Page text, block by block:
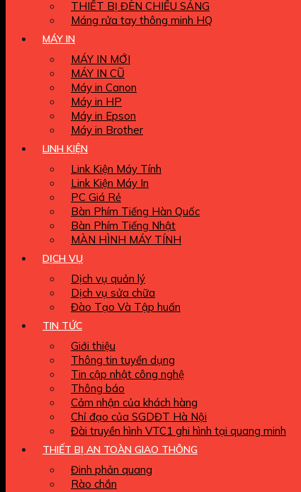
THIẾT BỊ ĐÈN CHIẾU SÁNG
Máng rửa tay thông minh HQ
MÁY IN
MÁY IN MỚI
MÁY IN CŨ
Máy in Canon
Máy in HP
Máy in Epson
Máy in Brother
LINH KIỆN
Link Kiện Máy Tính
Link Kiện Máy In
PC Giá Rẻ
Bàn Phím Tiếng Hàn Quốc
Bàn Phím Tiếng Nhật
MÀN HÌNH MÁY TÍNH
DỊCH VỤ
Dịch vụ quản lý
Dịch vụ sửa chữa
Đào Tạo Và Tập huấn
TIN TỨC
Giới thiệu
Thông tin tuyển dụng
Tin cập nhật công nghệ
Thông báo
Cảm nhận của khách hàng
Chỉ đạo của SGDĐT Hà Nội
Đài truyền hình VTC1 ghi hình tại quang minh
THIẾT BỊ AN TOÀN GIAO THÔNG
Đinh phản quang
Rào chắn